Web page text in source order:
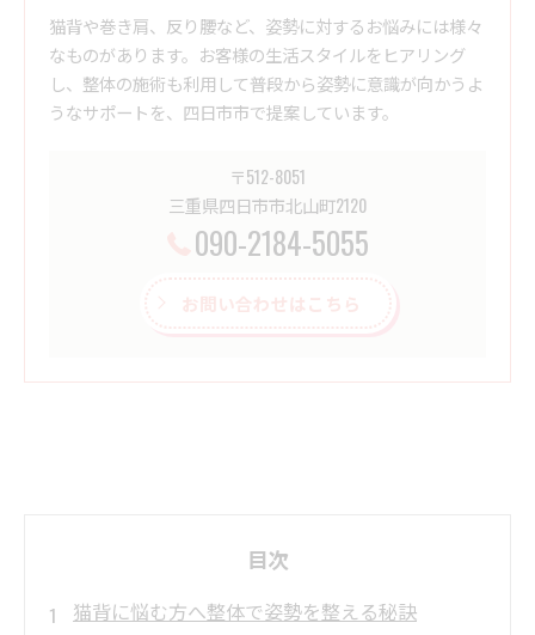
猫背や巻き肩、反り腰など、姿勢に対するお悩みには様々
なものがあります。お客様の生活スタイルをヒアリング
し、整体の施術も利用して普段から姿勢に意識が向かうよ
うなサポートを、四日市市で提案しています。
〒512-8051
三重県四日市市北山町2120
090-2184-5055
お問い合わせはこちら
目次
猫背に悩む方へ整体で姿勢を整える秘訣